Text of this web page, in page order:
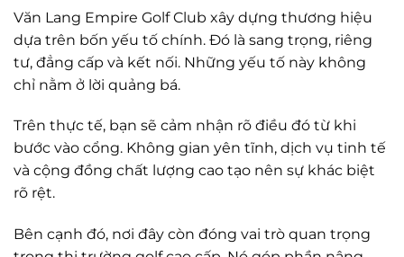
Văn Lang Empire Golf Club xây dựng thương hiệu
dựa trên bốn yếu tố chính. Đó là sang trọng, riêng
tư, đẳng cấp và kết nối. Những yếu tố này không
chỉ nằm ở lời quảng bá.
Trên thực tế, bạn sẽ cảm nhận rõ điều đó từ khi
bước vào cổng. Không gian yên tĩnh, dịch vụ tinh tế
và cộng đồng chất lượng cao tạo nên sự khác biệt
rõ rệt.
Bên cạnh đó, nơi đây còn đóng vai trò quan trọng